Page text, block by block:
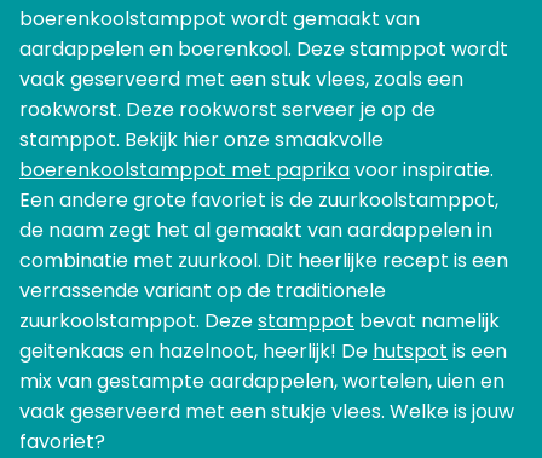
boerenkoolstamppot wordt gemaakt van
aardappelen en boerenkool. Deze stamppot wordt
vaak geserveerd met een stuk vlees, zoals een
rookworst. Deze rookworst serveer je op de
stamppot. Bekijk hier onze smaakvolle
boerenkoolstamppot met paprikavoor inspiratie.
Een andere grote favoriet is de zuurkoolstamppot,
de naam zegt het al gemaakt van aardappelen in
combinatie met zuurkool. Dit heerlijke recept is een
verrassende variant op de traditionele
zuurkoolstamppot. Dezestamppot bevat namelijk
geitenkaas en hazelnoot, heerlijk! De hutspot is een
mix van gestampte aardappelen, wortelen, uien en
vaak geserveerd met een stukje vlees. Welke is jouw
favoriet?